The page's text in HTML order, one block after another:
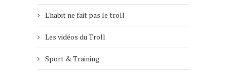
L'habit ne fait pas le troll
Les vidéos du Troll
Sport & Training